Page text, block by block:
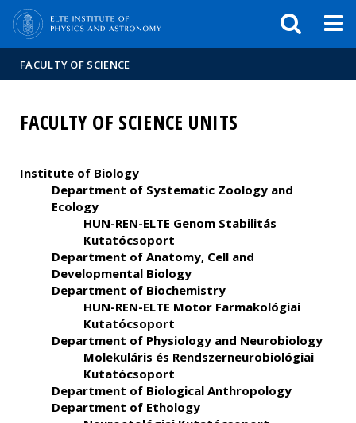
FACULTY OF SCIENCE
FACULTY OF SCIENCE UNITS
Institute of Biology
Department of Systematic Zoology and
Ecology
HUN-REN-ELTE Genom Stabilitás
Kutatócsoport
Department of Anatomy, Cell and
Developmental Biology
Department of Biochemistry
HUN-REN-ELTE Motor Farmakológiai
Kutatócsoport
Department of Physiology and Neurobiology
Molekuláris és Rendszerneurobiológiai
Kutatócsoport
Department of Biological Anthropology
Department of Ethology